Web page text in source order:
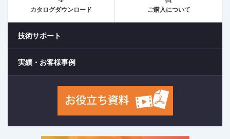
カタログダウンロード ご購入について
技術サポート
実績・お客様事例